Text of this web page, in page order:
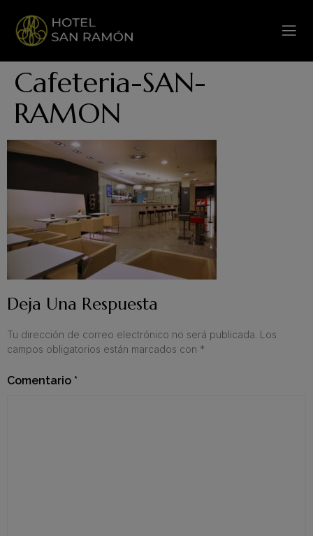
Cafeteria-SAN-
RAMON
Deja Una Respuesta
Tu dirección de correo electrónico no será publicada. Los
campos obligatorios están marcados con *
Comentario *